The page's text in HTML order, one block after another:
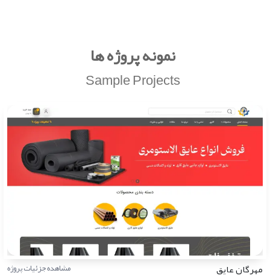
نمونه پروژه ها
Sample Projects
مهرگان عایق مشاهده جزئیات پروژه